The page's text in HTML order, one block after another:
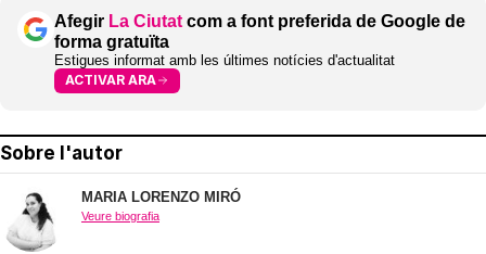
Afegir La Ciutat com a font preferida de Google de
forma gratuïta
Estigues informat amb les últimes notícies d'actualitat
ACTIVAR ARA
Sobre l'autor
MARIA LORENZO MIRÓ
Veure biografia